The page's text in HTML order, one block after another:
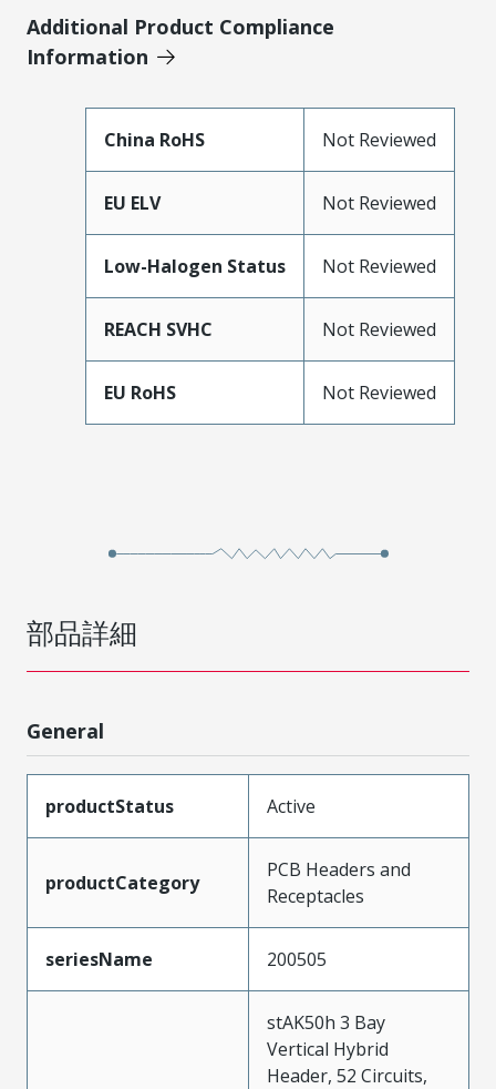
Additional Product Compliance
Information
China RoHS Not Reviewed
EU ELV Not Reviewed
Low-Halogen Status Not Reviewed
REACH SVHC Not Reviewed
EU RoHS Not Reviewed
部品詳細
General
productStatus Active
productCategory
PCB Headers and
Receptacles
seriesName 200505
stAK50h 3 Bay
Vertical Hybrid
Header, 52 Circuits,